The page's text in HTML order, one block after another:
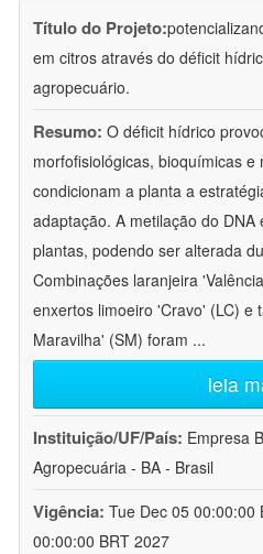
Título do Projeto:
em citros através do déficit
agropecuário.
Resumo: O déficit hídrico
morfofisiológicas, bioquímicas e
condicionam a planta a
adaptação. A metilação do
plantas, podendo ser alterada
Combinações laranjeira
enxertos limoeiro 'Cravo' (LC) e
Maravilha' (SM) foram ...
leia
Instituição/UF/País: Empresa
Agropecuária - BA - Brasil
Vigência: Tue Dec 05 00:00:00
00:00:00 BRT 2027